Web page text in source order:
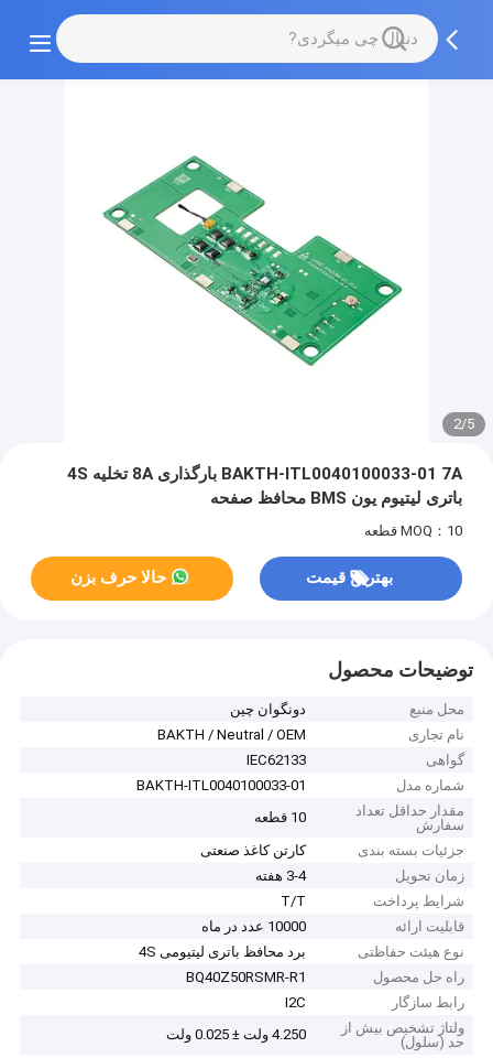
2/5
BAKTH-ITL0040100033-01 7A بارگذاری 8A تخلیه 4S
باتری لیتیوم یون BMS محافظ صفحه
MOQ：10 قطعه
بهترین قیمت حالا حرف بزن
توضیحات محصول
محل منبع
دونگوان چین
نام تجاری
BAKTH / Neutral / OEM
گواهی
IEC62133
شماره مدل
BAKTH-ITL0040100033-01
مقدار حداقل تعداد
سفارش
10 قطعه
جزئیات بسته بندی
کارتن کاغذ صنعتی
زمان تحویل
3-4 هفته
شرایط پرداخت
T/T
قابلیت ارائه
10000 عدد در ماه
نوع هیئت حفاظتی
برد محافظ باتری لیتیومی 4S
راه حل محصول
BQ40Z50RSMR-R1
رابط سازگار
I2C
ولتاژ تشخیص بیش از
حد (سلول)
4.250 ولت ± 0.025 ولت